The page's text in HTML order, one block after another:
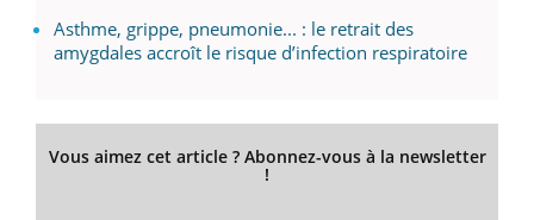
Asthme, grippe, pneumonie... : le retrait des
amygdales accroît le risque d’infection respiratoire
Vous aimez cet article ? Abonnez-vous à la newsletter
!